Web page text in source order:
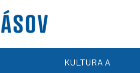
KULTURA A